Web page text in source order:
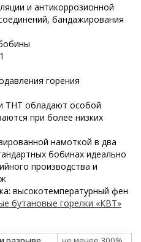
и антикоррозионной
бандажирования
горения
ТНТ обладают особой
при более низких
намоткой в два
бобинах идеально
производства и
высокотемпературный фен
бутановые горелки «КВТ»